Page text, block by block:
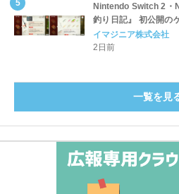
Nintendo Switch 2・
釣り日記』 初公開の
公開！
イマジニア株式会社
2日前
一覧を見